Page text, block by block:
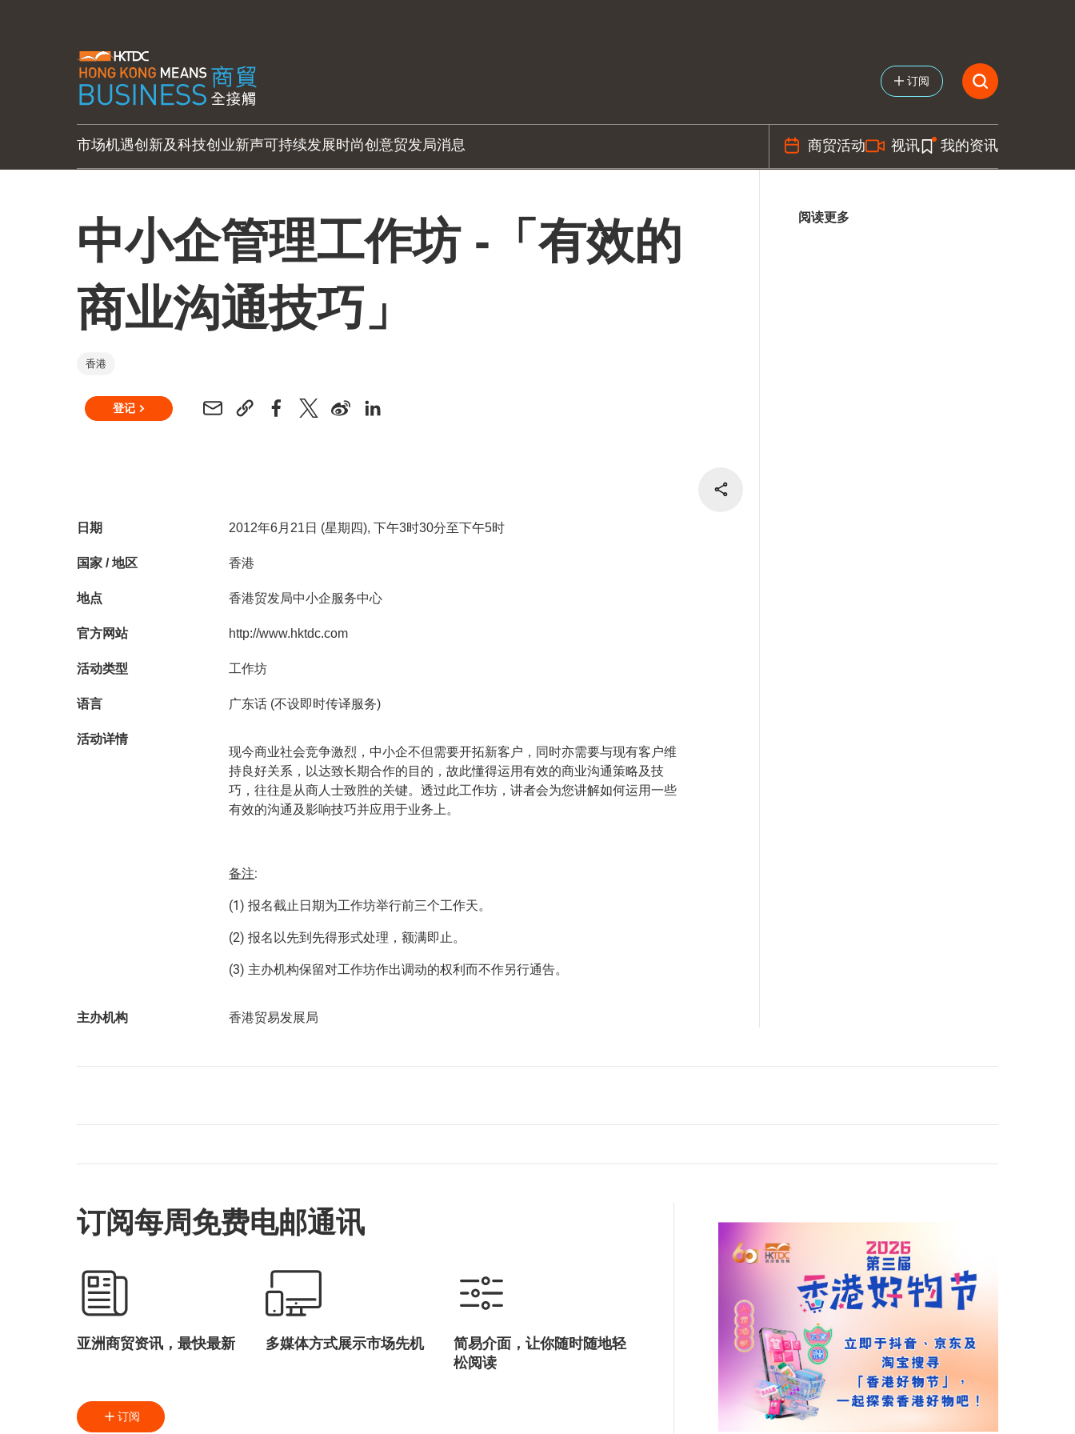
订阅
市场机遇创新及科技创业新声可持续发展时尚创意贸发局消息 商贸活动 视讯 我的资讯
中小企管理工作坊 -「有效的
商业沟通技巧」
香港
登记
日期 2012年6月21日 (星期四), 下午3时30分至下午5时
国家 / 地区 香港
地点 香港贸发局中小企服务中心
官方网站 http://www.hktdc.com
活动类型 工作坊
语言 广东话 (不设即时传译服务)
活动详情
现今商业社会竞争激烈，中小企不但需要开拓新客户，同时亦需要与现有客户维
持良好关系，以达致长期合作的目的，故此懂得运用有效的商业沟通策略及技
巧，往往是从商人士致胜的关键。透过此工作坊，讲者会为您讲解如何运用一些
有效的沟通及影响技巧并应用于业务上。
备注:
(1) 报名截止日期为工作坊举行前三个工作天。
(2) 报名以先到先得形式处理，额满即止。
(3) 主办机构保留对工作坊作出调动的权利而不作另行通告。
主办机构 香港贸易发展局
阅读更多
订阅每周免费电邮通讯
亚洲商贸资讯，最快最新 多媒体方式展示市场先机
简易介面，让你随时随地轻
松阅读
订阅